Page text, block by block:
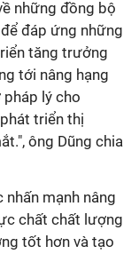
những đồng bộ
đáp ứng những
tăng trưởng
tới nâng hạng
lý cho
triển thị
ông Dũng chia
mạnh nâng
chất chất lượng
tốt hơn và tạo